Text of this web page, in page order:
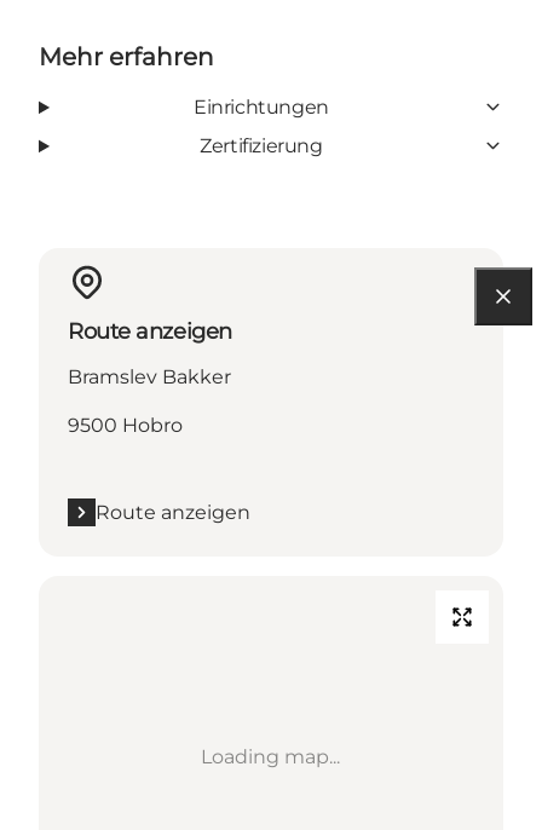
Mehr erfahren
Einrichtungen
Zertifizierung
Route anzeigen
Bramslev Bakker
9500 Hobro
Route anzeigen
Loading map...